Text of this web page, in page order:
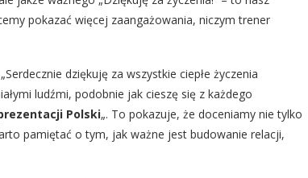
pokazać więcej zaangażowania, niczym trener
dziękuję za wszystkie ciepłe życzenia
ludźmi, podobnie jak cieszę się z każdego
Polski„. To pokazuje, że doceniamy nie tylko
pamiętać o tym, jak ważne jest budowanie relacji,